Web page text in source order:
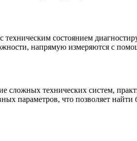
состоянием
напрямую измеряются с
технических систем,
параметров, что позволяет